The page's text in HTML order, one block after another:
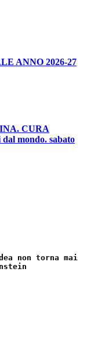
ANNO 2026-27
CURA
mondo. sabato
non torna mai